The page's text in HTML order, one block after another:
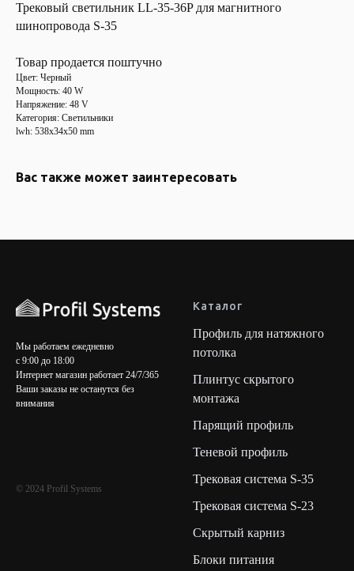
Трековый светильник LL-35-36P для магнитного
шинопровода S-35
Товар продается поштучно
Цвет: Черный
Мощность: 40 W
Напряжение: 48 V
Категория: Светильники
lwh: 538x34x50 mm
Вас также может заинтересовать
Мы работаем ежедневно
с 9:00 до 18:00
Интернет магазин работает 24/7/365
Ваши заказы не останутся без
внимания
© 2024 Profil Systems
Каталог
Профиль для натяжного
потолка
Плинтус скрытого
монтажа
Парящий профиль
Теневой профиль
Трековая система S-35
Трековая система S-23
Скрытый карниз
Блоки питания